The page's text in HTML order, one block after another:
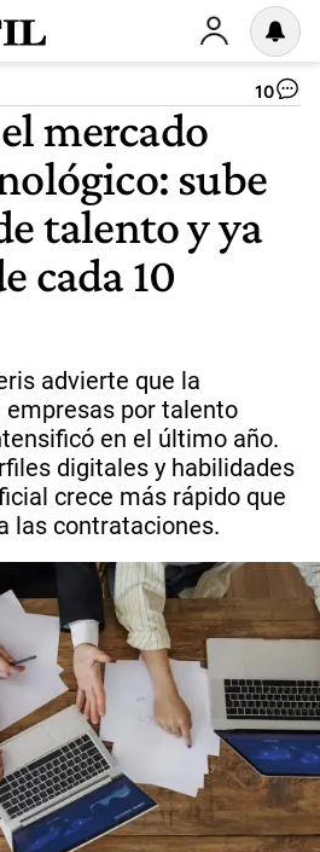
10
mercado
sube
talento y ya
cada 10
advierte que la
por talento
en el último año.
digitales y habilidades
crece más rápido que
las contrataciones.